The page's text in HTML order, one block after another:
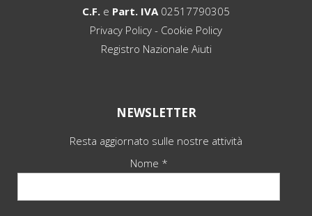
C.F. e Part. IVA 02517790305
Privacy Policy - Cookie Policy
Registro Nazionale Aiuti
NEWSLETTER
Resta aggiornato sulle nostre attività
Nome *